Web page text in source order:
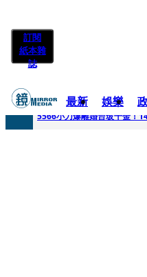
訂閱
紙本雜
誌
最新 娛樂
快訊